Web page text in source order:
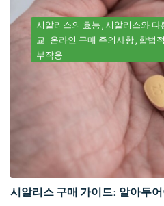
시알리스의 효능 시알리스와 다
교 온라인 구매 주의사항 합법
부작용
시알리스 구매 가이드: 알아두